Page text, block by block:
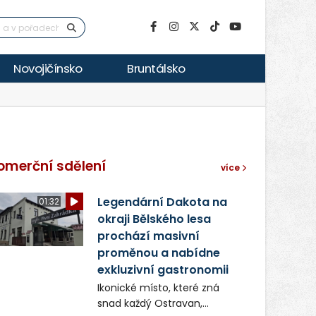
Novojičínsko Bruntálsko
sdělení více
01:32
Legendární Dakota na
okraji Bělského lesa
prochází masivní
proměnou a nabídne
exkluzivní gastronomii
Ikonické místo, které zná
snad každý Ostravan,